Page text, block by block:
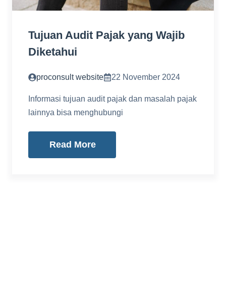
Tujuan Audit Pajak yang Wajib
Diketahui
proconsult website 22 November 2024
Informasi tujuan audit pajak dan masalah pajak
lainnya bisa menghubungi
Read More